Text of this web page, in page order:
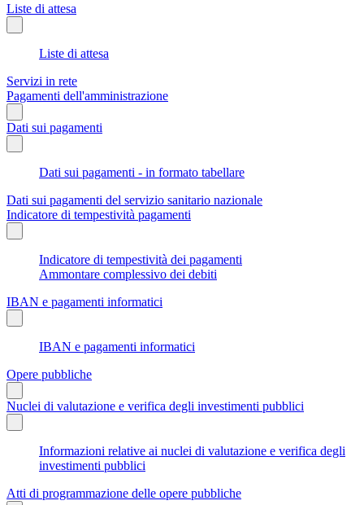
Liste di attesa
Liste di attesa
Servizi in rete
Pagamenti dell'amministrazione
Dati sui pagamenti
Dati sui pagamenti - in formato tabellare
Dati sui pagamenti del servizio sanitario nazionale
Indicatore di tempestività pagamenti
Indicatore di tempestività dei pagamenti
Ammontare complessivo dei debiti
IBAN e pagamenti informatici
IBAN e pagamenti informatici
Opere pubbliche
Nuclei di valutazione e verifica degli investimenti pubblici
Informazioni relative ai nuclei di valutazione e verifica degli
investimenti pubblici
Atti di programmazione delle opere pubbliche